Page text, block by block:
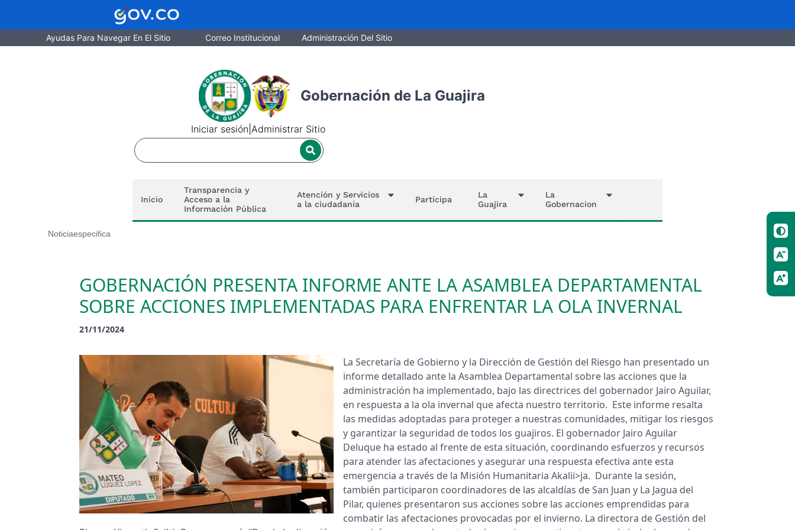
Ayudas Para Navegar En El Sitio Correo Institucional Administración Del Sitio
Gobernación de La Guajira
Iniciar sesión |Administrar Sitio
Inicio
Transparencia y
Acceso a la
Información Pública
Atención y Servicios
a la ciudadanía
Participa
La
Guajira
La
Gobernacion
Noticiaespecifica
GOBERNACIÓN PRESENTA INFORME ANTE LA ASAMBLEA DEPARTAMENTAL
SOBRE ACCIONES IMPLEMENTADAS PARA ENFRENTAR LA OLA INVERNAL
21/11/2024
​La Secretaría de Gobierno y la Dirección de Gestión del Riesgo han presentado un
informe detallado ante la Asamblea Departamental sobre las acciones que la
administración ha implementado, bajo las directrices del gobernador Jairo Aguilar,
en respuesta a la ola invernal que afecta nuestro territorio. Este informe resalta
las medidas adoptadas para proteger a nuestras comunidades, mitigar los riesgos
y garantizar la seguridad de todos los guajiros. El gobernador Jairo Aguilar
Deluque ha estado al frente de esta situación, coordinando esfuerzos y recursos
para atender las afectaciones y asegurar una respuesta efectiva ante esta
emergencia a través de la Misión Humanitaria Akalii>ja. Durante la sesión,
también participaron coordinadores de las alcaldías de San Juan y La Jagua del
Pilar, quienes presentaron sus acciones sobre las acciones emprendidas para
combatir las afectaciones provocadas por el invierno. La directora de Gestión del